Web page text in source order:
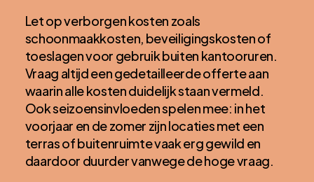
Let op verborgen kosten zoals
schoonmaakkosten, beveiligingskosten of
toeslagen voor gebruik buiten kantooruren.
Vraag altijd een gedetailleerde offerte aan
waarin alle kosten duidelijk staan vermeld.
Ook seizoensinvloeden spelen mee: in het
voorjaar en de zomer zijn locaties met een
terras of buitenruimte vaak erg gewild en
daardoor duurder vanwege de hoge vraag.